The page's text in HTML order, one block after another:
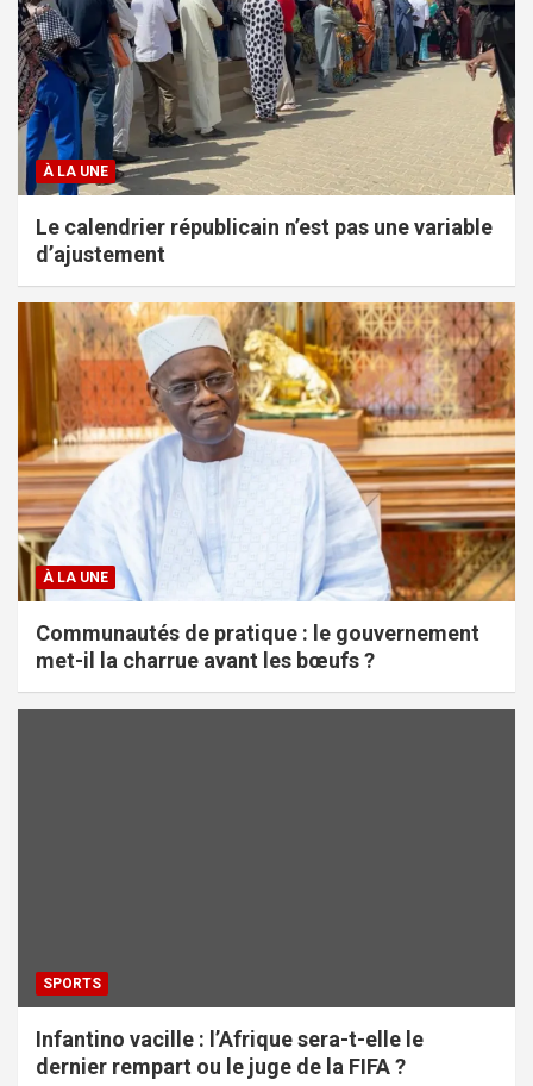
À LA UNE
Le calendrier républicain n’est pas une variable
d’ajustement
À LA UNE
Communautés de pratique : le gouvernement
met-il la charrue avant les bœufs ?
SPORTS
Infantino vacille : l’Afrique sera-t-elle le
dernier rempart ou le juge de la FIFA ?